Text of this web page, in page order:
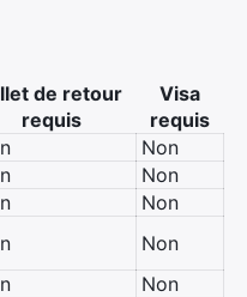
de retour
requis
Visa
requis
Non
Non
Non
Non
Non